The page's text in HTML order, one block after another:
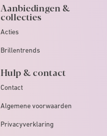
Aanbiedingen &
collecties
Acties
Brillentrends
Hulp & contact
Contact
Algemene voorwaarden
Privacyverklaring